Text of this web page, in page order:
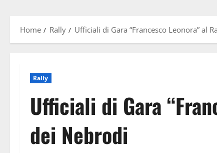
Home Rally Ufficiali di Gara “Francesco Leonora” al
Rally
Ufficiali di Gara
dei Nebrodi